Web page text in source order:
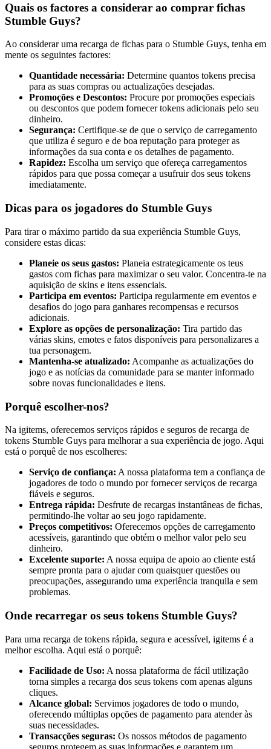
Quais os factores a considerar ao comprar fichas
Stumble Guys?
Ao considerar uma recarga de fichas para o Stumble Guys, tenha em
mente os seguintes factores:
Quantidade necessária: Determine quantos tokens precisa
para as suas compras ou actualizações desejadas.
Promoções e Descontos: Procure por promoções especiais
ou descontos que podem fornecer tokens adicionais pelo seu
dinheiro.
Segurança: Certifique-se de que o serviço de carregamento
que utiliza é seguro e de boa reputação para proteger as
informações da sua conta e os detalhes de pagamento.
Rapidez: Escolha um serviço que ofereça carregamentos
rápidos para que possa começar a usufruir dos seus tokens
imediatamente.
Dicas para os jogadores do Stumble Guys
Para tirar o máximo partido da sua experiência Stumble Guys,
considere estas dicas:
Planeie os seus gastos: Planeia estrategicamente os teus
gastos com fichas para maximizar o seu valor. Concentra-te na
aquisição de skins e itens essenciais.
Participa em eventos: Participa regularmente em eventos e
desafios do jogo para ganhares recompensas e recursos
adicionais.
Explore as opções de personalização: Tira partido das
várias skins, emotes e fatos disponíveis para personalizares a
tua personagem.
Mantenha-se atualizado: Acompanhe as actualizações do
jogo e as notícias da comunidade para se manter informado
sobre novas funcionalidades e itens.
Porquê escolher-nos?
Na igitems, oferecemos serviços rápidos e seguros de recarga de
tokens Stumble Guys para melhorar a sua experiência de jogo. Aqui
está o porquê de nos escolheres:
Serviço de confiança: A nossa plataforma tem a confiança de
jogadores de todo o mundo por fornecer serviços de recarga
fiáveis e seguros.
Entrega rápida: Desfrute de recargas instantâneas de fichas,
permitindo-lhe voltar ao seu jogo rapidamente.
Preços competitivos: Oferecemos opções de carregamento
acessíveis, garantindo que obtém o melhor valor pelo seu
dinheiro.
Excelente suporte: A nossa equipa de apoio ao cliente está
sempre pronta para o ajudar com quaisquer questões ou
preocupações, assegurando uma experiência tranquila e sem
problemas.
Onde recarregar os seus tokens Stumble Guys?
Para uma recarga de tokens rápida, segura e acessível, igitems é a
melhor escolha. Aqui está o porquê:
Facilidade de Uso: A nossa plataforma de fácil utilização
torna simples a recarga dos seus tokens com apenas alguns
cliques.
Alcance global: Servimos jogadores de todo o mundo,
oferecendo múltiplas opções de pagamento para atender às
suas necessidades.
Transacções seguras: Os nossos métodos de pagamento
seguros protegem as suas informações e garantem um